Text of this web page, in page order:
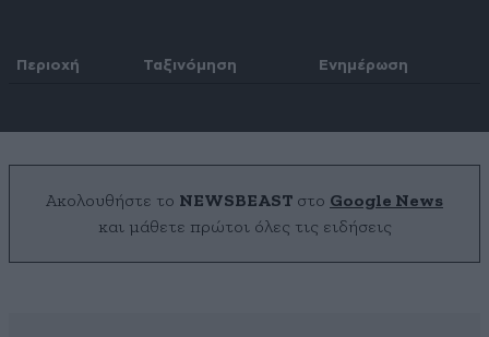
Περιοχή Ταξινόμηση Ενημέρωση
Ακολουθήστε το NEWSBEAST στο Google News
και μάθετε πρώτοι όλες τις ειδήσεις